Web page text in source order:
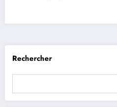
Rechercher